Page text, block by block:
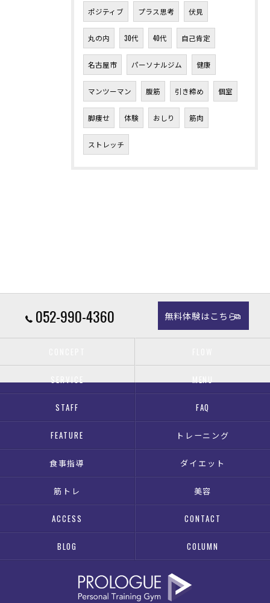
ポジティブ プラス思考 伏見
丸の内 30代 40代 自己肯定
名古屋市 パーソナルジム 健康
マンツーマン 腹筋 引き締め 個室
脚痩せ 体験 おしり 筋肉
ストレッチ
052-990-4360 無料体験はこちら
SERVICE MENU
STAFF FAQ
FEATURE トレーニング
食事指導 ダイエット
筋トレ 美容
ACCESS CONTACT
BLOG COLUMN